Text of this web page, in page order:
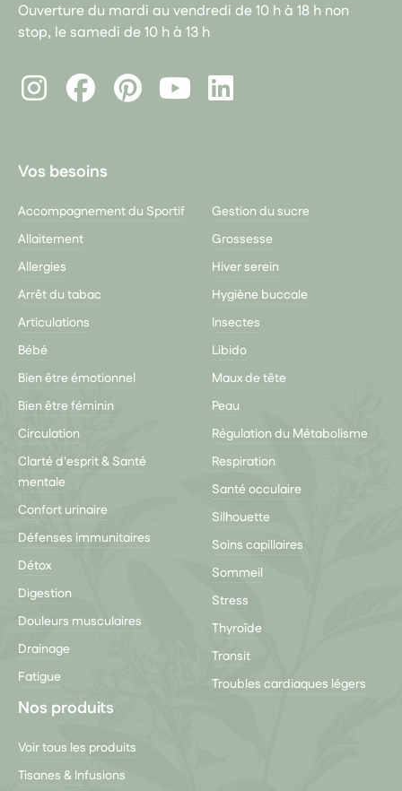
Ouverture du mardi au vendredi de 10 h à 18 h non
stop, le samedi de 10 h à 13 h
InstagramFacebookPinterest
LinkedIn
Vos besoins
Accompagnement du Sportif
Allaitement
Allergies
Arrêt du tabac
Articulations
Bébé
Bien être émotionnel
Bien être féminin
Circulation
Clarté d'esprit & Santé
mentale
Confort urinaire
Défenses immunitaires
Détox
Digestion
Douleurs musculaires
Drainage
Fatigue
Gestion du sucre
Grossesse
Hiver serein
Hygiène buccale
Insectes
Libido
Maux de tête
Peau
Régulation du Métabolisme
Respiration
Santé occulaire
Silhouette
Soins capillaires
Sommeil
Stress
Thyroïde
Transit
Troubles cardiaques légers
Nos produits
Voir tous les produits
Tisanes & Infusions